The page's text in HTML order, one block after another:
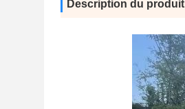
Description du produit